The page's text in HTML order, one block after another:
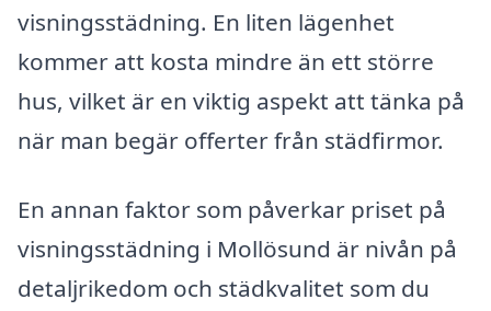
visningsstädning. En liten lägenhet
kommer att kosta mindre än ett större
hus, vilket är en viktig aspekt att tänka på
när man begär offerter från städfirmor.
En annan faktor som påverkar priset på
visningsstädning i Mollösund är nivån på
detaljrikedom och städkvalitet som du